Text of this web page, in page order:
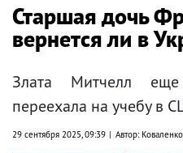
Старшая дочь
вернется ли в
Злата Митчелл
переехала на учебу в
29 сентября 2025, 09:39 Автор: